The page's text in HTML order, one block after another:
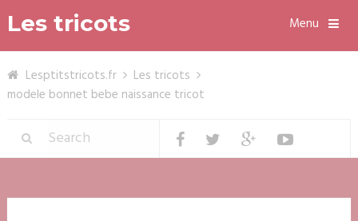
Les tricots Menu
Lesptitstricots.fr
Les tricots
modele bonnet bebe naissance tricot